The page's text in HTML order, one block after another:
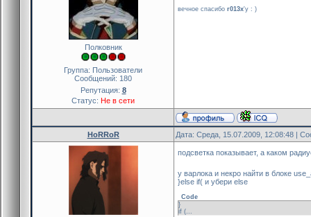
Полковник
Группа: Пользователи
Сообщений: 180
Репутация: 8
Статус: Не в сети
вечное спасибо r013x'y : )
HoRRoR Дата: Среда, 15.07.2009, 12:08:48 |
подсветка показывает, а каком
у варлока и некро найти в блоке
}else if( и убери else
Code
}
if (...